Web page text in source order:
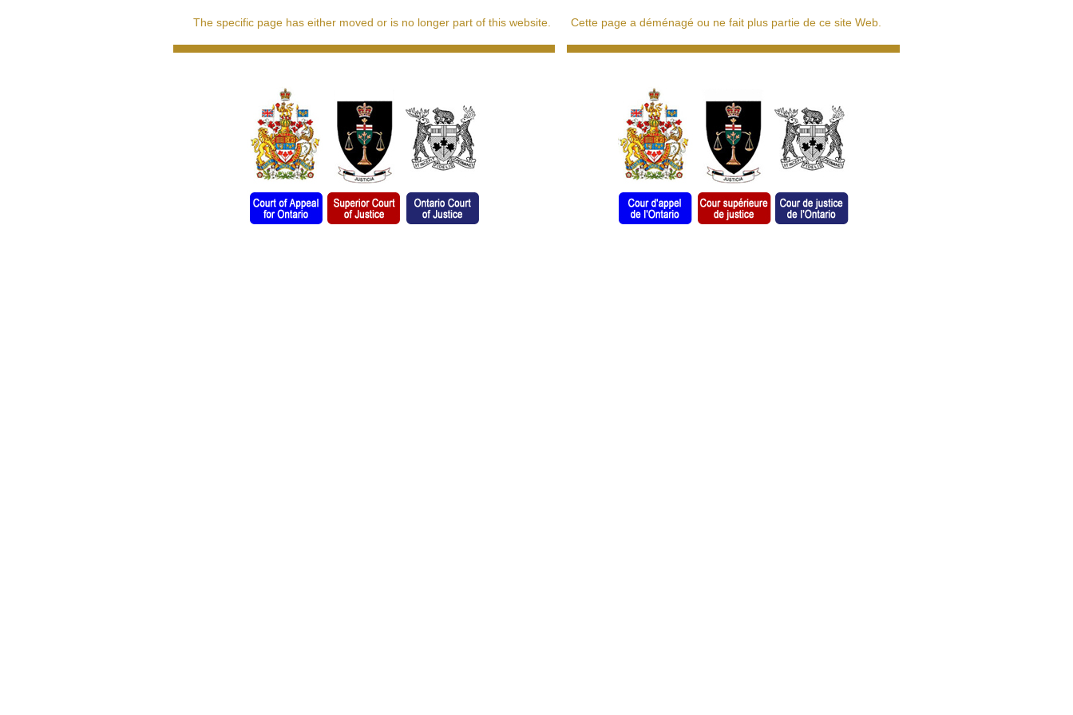
The specific page has either moved or is no longer part of this website. Cette page a déménagé ou ne fait plus partie de ce site Web.